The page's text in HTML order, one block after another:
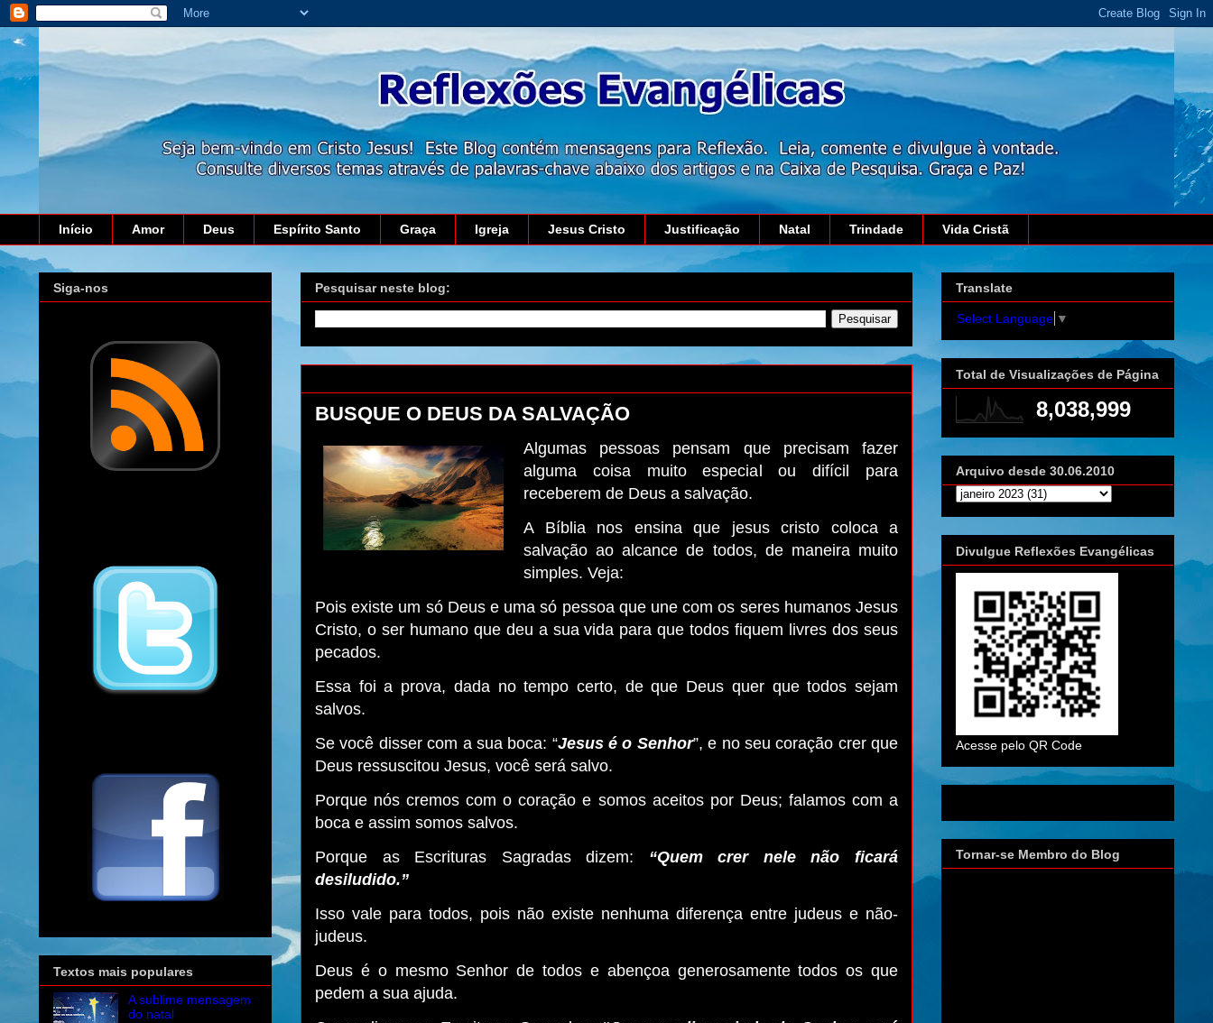
Início Amor Deus Espírito Santo Graça Igreja Jesus Cristo Justificação Natal Trindade Vida Cristã
Pesquisar neste blog:
BUSQUE O DEUS DA SALVAÇÃO
Algumas pessoas pensam que precisam fazer
alguma coisa muito especial ou difícil para
receberem de Deus a salvação.
A Bíblia nos ensina que jesus cristo coloca a
salvação ao alcance de todos, de maneira muito
simples. Veja:
Pois existe um só Deus e uma só pessoa que une com os seres humanos Jesus
Cristo, o ser humano que deu a sua vida para que todos fiquem livres dos seus
pecados.
Essa foi a prova, dada no tempo certo, de que Deus quer que todos sejam
salvos.
Se você disser com a sua boca: “Jesus é o Senhor”, e no seu coração crer que
Deus ressuscitou Jesus, você será salvo.
Porque nós cremos com o coração e somos aceitos por Deus; falamos com a
boca e assim somos salvos.
Porque as Escrituras Sagradas dizem: “Quem crer nele não ficará
desiludido.”
Isso vale para todos, pois não existe nenhuma diferença entre judeus e não-
judeus.
Deus é o mesmo Senhor de todos e abençoa generosamente todos os que
pedem a sua ajuda.
Siga-nos
Textos mais populares
A sublime mensagem
do natal
Translate
Select Language ▼
Total de Visualizações de Página
8,038,999
Arquivo desde 30.06.2010
Divulgue Reflexões Evangélicas
Acesse pelo QR Code
Tornar-se Membro do Blog